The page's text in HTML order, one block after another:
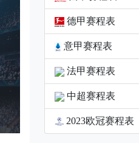
德甲赛程表
意甲赛程表
法甲赛程表
中超赛程表
2023欧冠赛程表